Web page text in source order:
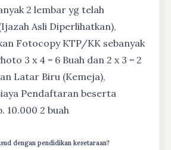
2 lembar yg telah
Asli Diperlihatkan),
Fotocopy KTP/KK sebanyak
3 x 4 = 6 Buah dan 2 x 3 = 2
Latar Biru (Kemeja),
Pendaftaran beserta
10.000 2 buah
dengan pendidikan kesetaraan?